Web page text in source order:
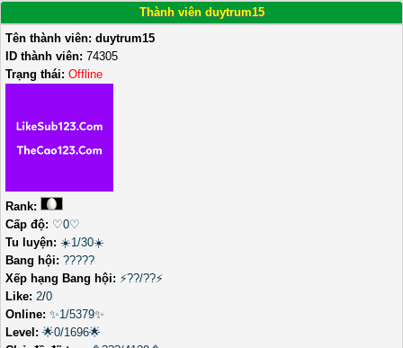
Thành viên duytrum15
Tên thành viên: duytrum15
ID thành viên: 74305
Trạng thái: Offline
Rank:
Cấp độ: ♡0♡
Tu luyện: ☀️1/30☀️
Bang hội: ?????
Xếp hạng Bang hội: ⚡??/??⚡
Like: 2/0
Online: ✨1/5379✨
Level: 🌟0/1696🌟